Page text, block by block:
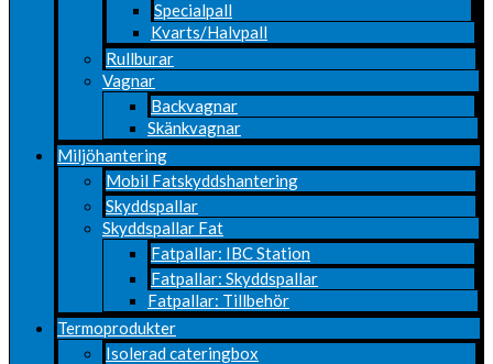
Specialpall
Kvarts/Halvpall
Rullburar
Vagnar
Backvagnar
Skänkvagnar
Miljöhantering
Mobil Fatskyddshantering
Skyddspallar
Skyddspallar Fat
Fatpallar: IBC Station
Fatpallar: Skyddspallar
Fatpallar: Tillbehör
Termoprodukter
Isolerad cateringbox